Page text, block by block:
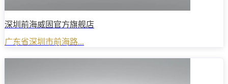
深圳前海威固官方旗舰店
广东省深圳市前海路...